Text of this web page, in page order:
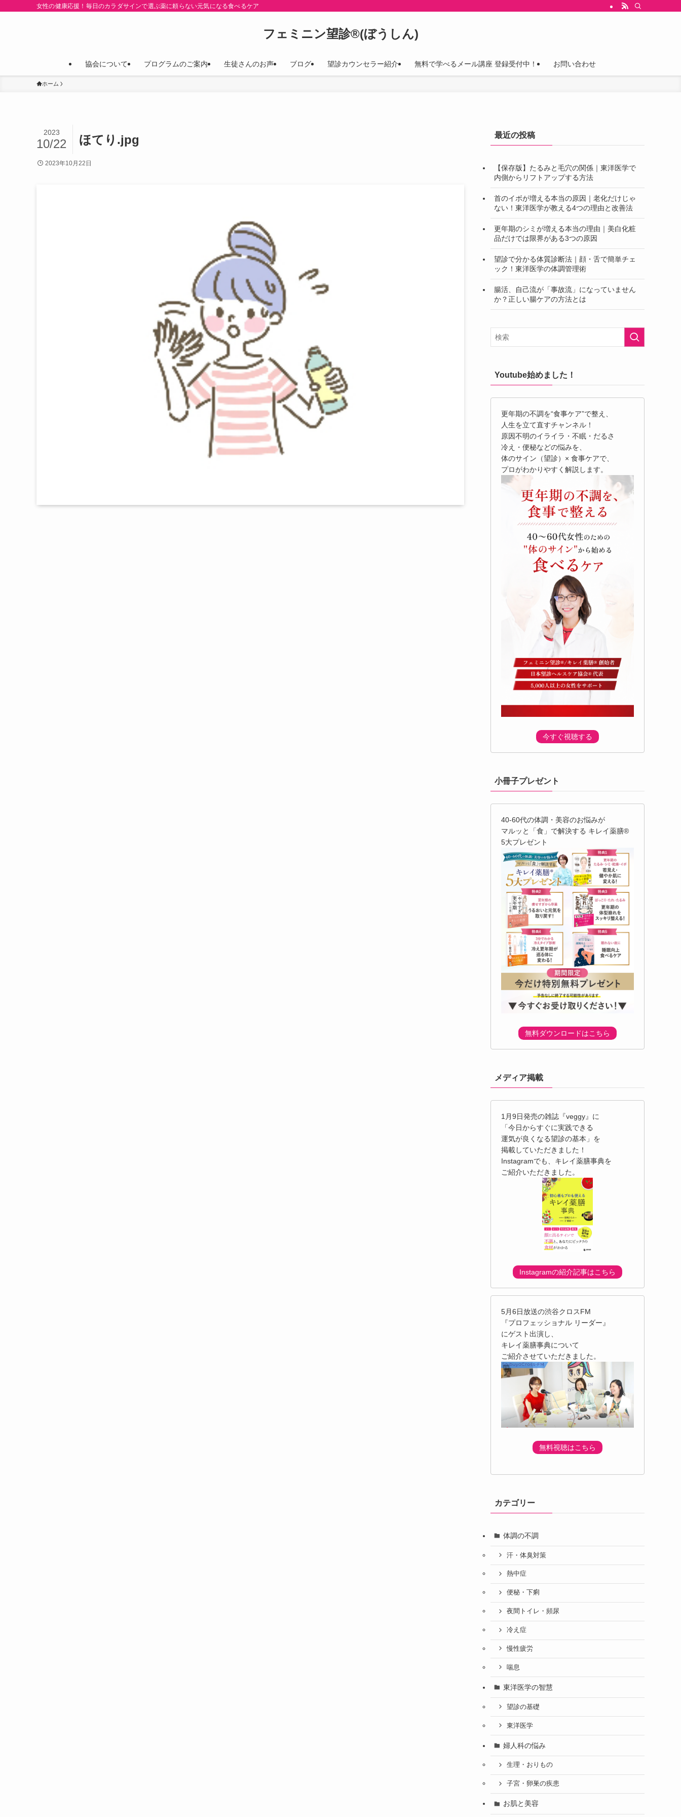
女性の健康応援！毎日のカラダサインで選ぶ薬に頼らない元気になる食べるケア
フェミニン望診®(ぼうしん)
協会について プログラムのご案内 生徒さんのお声 ブログ 望診カウンセラー紹介 無料で学べるメール講座 登録受付中！ お問い合わせ
ホーム
ほてり.jpg
2023
10/22
2023年10月22日
最近の投稿
【保存版】たるみと毛穴の関係｜東洋医学で
内側からリフトアップする方法
首のイボが増える本当の原因｜老化だけじゃ
ない！東洋医学が教える4つの理由と改善法
更年期のシミが増える本当の理由｜美白化粧
品だけでは限界がある3つの原因
望診で分かる体質診断法｜顔・舌で簡単チェ
ック！東洋医学の体調管理術
腸活、自己流が「事故流」になっていません
か？正しい腸ケアの方法とは
Youtube始めました！
更年期の不調を“食事ケア”で整え、
人生を立て直すチャンネル！
原因不明のイライラ・不眠・だるさ
冷え・便秘などの悩みを、
体のサイン（望診）× 食事ケアで、
プロがわかりやすく解説します。
今すぐ視聴する
小冊子プレゼント
40-60代の体調・美容のお悩みが
マルッと「食」で解決する キレイ薬膳®︎
5大プレゼント
無料ダウンロードはこちら
メディア掲載
1月9日発売の雑誌『veggy』に
「今日からすぐに実践できる
運気が良くなる望診の基本」を
掲載していただきました！
Instagramでも、キレイ薬膳事典を
ご紹介いただきました。
Instagramの紹介記事はこちら
5月6日放送の渋谷クロスFM
『プロフェッショナル リーダー』
にゲスト出演し、
キレイ薬膳事典について
ご紹介させていただきました。
無料視聴はこちら
カテゴリー
体調の不調
汗・体臭対策
熱中症
便秘・下痢
夜間トイレ・頻尿
冷え症
慢性疲労
喘息
東洋医学の智慧
望診の基礎
東洋医学
婦人科の悩み
生理・おりもの
子宮・卵巣の疾患
お肌と美容